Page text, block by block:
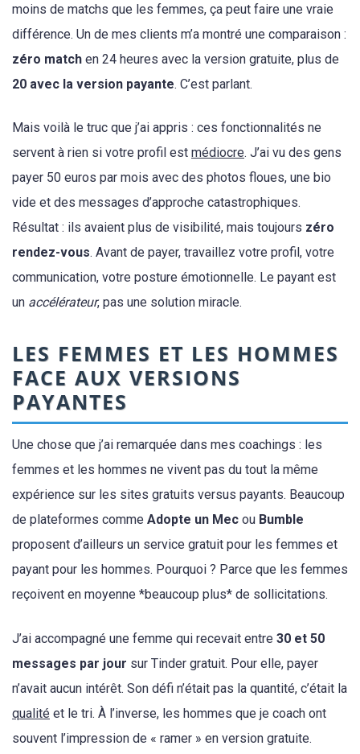
moins de matchs que les femmes, ça peut faire une vraie
différence. Un de mes clients m’a montré une comparaison :
zéro match en 24 heures avec la version gratuite, plus de
20 avec la version payante. C’est parlant.
Mais voilà le truc que j’ai appris : ces fonctionnalités ne
servent à rien si votre profil est médiocre. J’ai vu des gens
payer 50 euros par mois avec des photos floues, une bio
vide et des messages d’approche catastrophiques.
Résultat : ils avaient plus de visibilité, mais toujours zéro
rendez-vous. Avant de payer, travaillez votre profil, votre
communication, votre posture émotionnelle. Le payant est
un accélérateur, pas une solution miracle.
LES FEMMES ET LES HOMMES
FACE AUX VERSIONS
PAYANTES
Une chose que j’ai remarquée dans mes coachings : les
femmes et les hommes ne vivent pas du tout la même
expérience sur les sites gratuits versus payants. Beaucoup
de plateformes comme Adopte un Mec ou Bumble
proposent d’ailleurs un service gratuit pour les femmes et
payant pour les hommes. Pourquoi ? Parce que les femmes
reçoivent en moyenne *beaucoup plus* de sollicitations.
J’ai accompagné une femme qui recevait entre 30 et 50
messages par jour sur Tinder gratuit. Pour elle, payer
n’avait aucun intérêt. Son défi n’était pas la quantité, c’était la
qualité et le tri. À l’inverse, les hommes que je coach ont
souvent l’impression de « ramer » en version gratuite.